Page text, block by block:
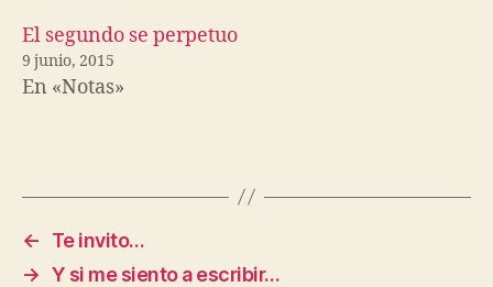
El segundo se perpetuo
9 junio, 2015
En «Notas»
←
Te invito…
→ Y si me siento a escribir…